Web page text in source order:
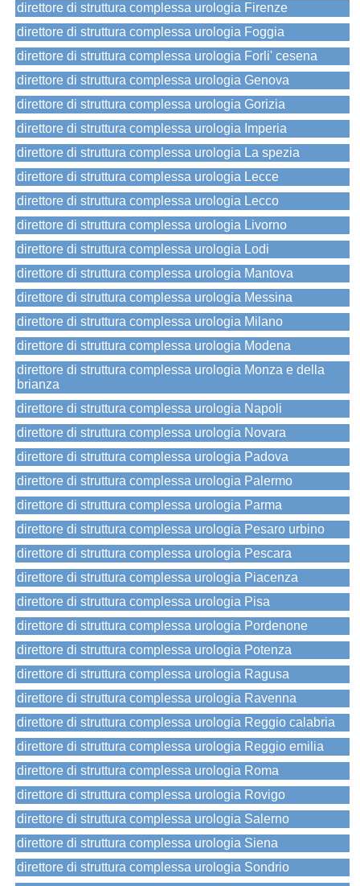
direttore di struttura complessa urologia Firenze
direttore di struttura complessa urologia Foggia
direttore di struttura complessa urologia Forli' cesena
direttore di struttura complessa urologia Genova
direttore di struttura complessa urologia Gorizia
direttore di struttura complessa urologia Imperia
direttore di struttura complessa urologia La spezia
direttore di struttura complessa urologia Lecce
direttore di struttura complessa urologia Lecco
direttore di struttura complessa urologia Livorno
direttore di struttura complessa urologia Lodi
direttore di struttura complessa urologia Mantova
direttore di struttura complessa urologia Messina
direttore di struttura complessa urologia Milano
direttore di struttura complessa urologia Modena
direttore di struttura complessa urologia Monza e della
brianza
direttore di struttura complessa urologia Napoli
direttore di struttura complessa urologia Novara
direttore di struttura complessa urologia Padova
direttore di struttura complessa urologia Palermo
direttore di struttura complessa urologia Parma
direttore di struttura complessa urologia Pesaro urbino
direttore di struttura complessa urologia Pescara
direttore di struttura complessa urologia Piacenza
direttore di struttura complessa urologia Pisa
direttore di struttura complessa urologia Pordenone
direttore di struttura complessa urologia Potenza
direttore di struttura complessa urologia Ragusa
direttore di struttura complessa urologia Ravenna
direttore di struttura complessa urologia Reggio calabria
direttore di struttura complessa urologia Reggio emilia
direttore di struttura complessa urologia Roma
direttore di struttura complessa urologia Rovigo
direttore di struttura complessa urologia Salerno
direttore di struttura complessa urologia Siena
direttore di struttura complessa urologia Sondrio